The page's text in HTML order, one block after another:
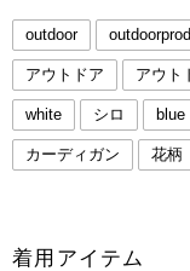
outdoor
アウトドア アウト
white シロ blue
カーディガン 花柄
着用アイテム